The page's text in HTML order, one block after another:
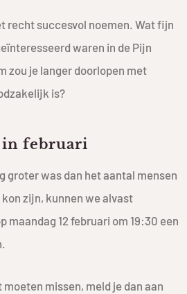
recht succesvol noemen. Wat fijn
waren in de Pijn
zou je langer doorlopen met
is?
in februari
groter was dan het aantal mensen
zijn, kunnen we alvast
maandag 12 februari om 19:30 een
moeten missen, meld je dan aan